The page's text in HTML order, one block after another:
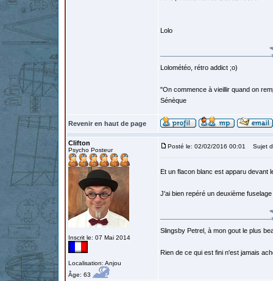
Lolo
Lolométéo, rétro addict ;o)
"On commence à vieillir quand on
Sénèque
Revenir en haut de page
Clifton
Psycho Posteur
Inscrit le: 07 Mai 2014
Localisation: Anjou
Âge: 63
Posté le: 02/02/2016 00:01 Sujet
Et un flacon blanc est apparu devant
J'ai bien repéré un deuxième
Slingsby Petrel, à mon gout le plus
Rien de ce qui est fini n'est jamais